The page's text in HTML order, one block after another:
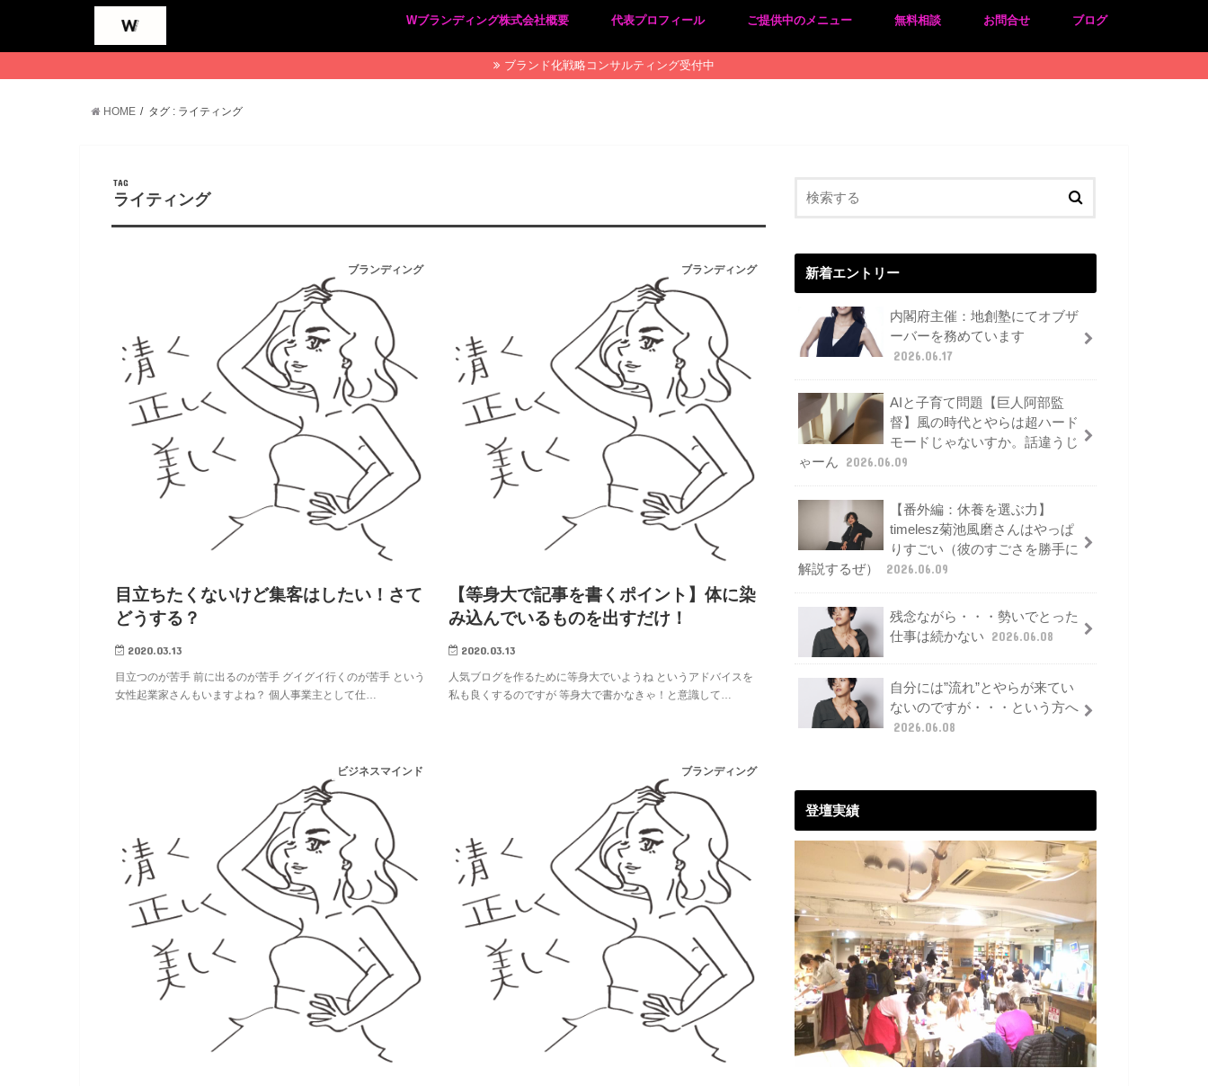
Wブランディング株式会社概要
プライバシーポリシー
特定商取引法に基づく表記
代表プロフィール ご提供中のメニュー 無料相談 お問合せ ブログ
ブランド化戦略コンサルティング受付中
HOME タグ : ライティング
TAG
ライティング
ブランディング
目立ちたくないけど集客はしたい！さて
どうする？
2020.03.13
目立つのが苦手 前に出るのが苦手 グイグイ行くのが苦手 という
女性起業家さんもいますよね？ 個人事業主として仕…
ブランディング
【等身大で記事を書くポイント】体に染
み込んでいるものを出すだけ！
2020.03.13
人気ブログを作るために等身大でいようね というアドバイスを
私も良くするのですが 等身大で書かなきゃ！と意識して…
ビジネスマインド ブランディング
新着エントリー
内閣府主催：地創塾にてオブザ
ーバーを務めています
2026.06.17
AIと子育て問題【巨人阿部監
督】風の時代とやらは超ハード
モードじゃないすか。話違うじ
ゃーん
2026.06.09
【番外編：休養を選ぶ力】
timelesz菊池風磨さんはやっぱ
りすごい（彼のすごさを勝手に
解説するぜ）
2026.06.09
残念ながら・・・勢いでとった
仕事は続かない
2026.06.08
自分には”流れ”とやらが来てい
ないのですが・・・という方へ
2026.06.08
登壇実績